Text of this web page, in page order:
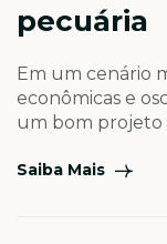
pecuária
Em um cenário
econômicas e
um bom projeto
eficiência
Saiba Mais